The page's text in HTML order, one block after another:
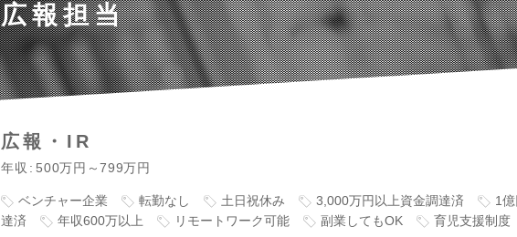
広報担当
広報・IR
年収 500万円～799万円
ベンチャー企業 転勤なし 土日祝休み 3,000万円以上資金調達済
1
達済
年収600万以上 リモートワーク可能 副業してもOK 育児支援制度